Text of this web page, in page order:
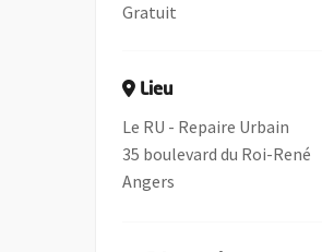
Gratuit
Lieu
Le RU - Repaire Urbain
35 boulevard du Roi-René
Angers